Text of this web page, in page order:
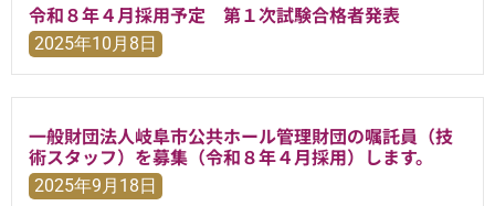
令和８年４月採用予定 第１次試験合格者発表
2025年10月8日
一般財団法人岐阜市公共ホール管理財団の嘱託員（技
術スタッフ）を募集（令和８年４月採用）します。
2025年9月18日